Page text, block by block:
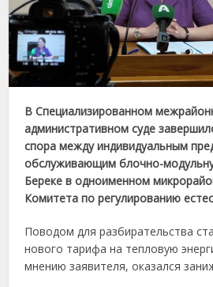
В Специализированном
административном суде
спора между индивидуальным
обслуживающим блочно-
Береке в одноименном
Комитета по регулированию
Поводом для разбирательства
нового тарифа на тепловую
мнению заявителя, оказался